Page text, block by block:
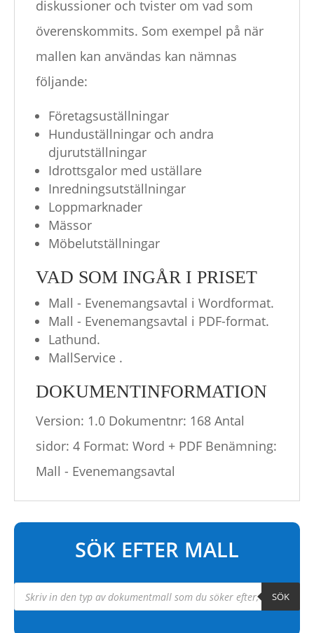
diskussioner och tvister om vad som
överenskommits. Som exempel på när
mallen kan användas kan nämnas
följande:
Företagsuställningar
Hunduställningar och andra
djurutställningar
Idrottsgalor med uställare
Inredningsutställningar
Loppmarknader
Mässor
Möbelutställningar
VAD SOM INGÅR I PRISET
Mall - Evenemangsavtal i Wordformat.
Mall - Evenemangsavtal i PDF-format.
Lathund.
MallService .
DOKUMENTINFORMATION
Version: 1.0 Dokumentnr: 168 Antal
sidor: 4 Format: Word + PDF Benämning:
Mall - Evenemangsavtal
SÖK EFTER MALL
Products
search SÖK